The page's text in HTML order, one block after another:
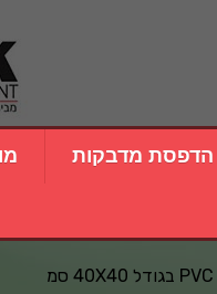
הדפסת מדבקות